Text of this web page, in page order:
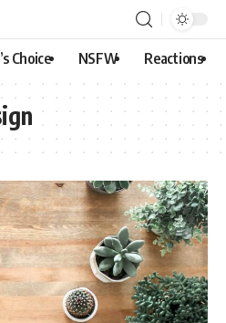
Choice NSFW Reactions